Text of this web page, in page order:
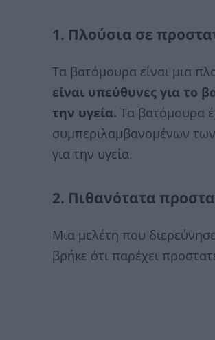
1. Πλούσια σε
Τα βατόμουρα είναι μια
είναι υπεύθυνες για το
την υγεία. Τα βατόμουρα
συμπεριλαμβανομένων των
για την υγεία.
2. Πιθανότατα
Μια μελέτη που
βρήκε ότι παρέχει